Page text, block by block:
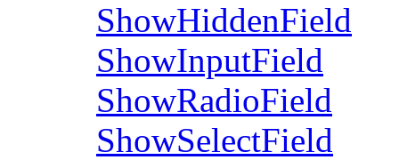
ShowHiddenField
ShowInputField
ShowRadioField
ShowSelectField